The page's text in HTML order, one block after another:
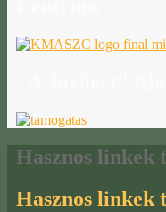
Hasznos linkek
Hasznos linkek